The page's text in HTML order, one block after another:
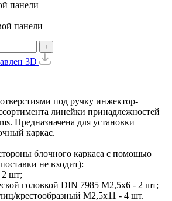
панели
панели
+
3D
под ручку инжектор-
линейки принадлежностей
Предназначена для установки
каркас.
блочного каркаса с помощью
не входит):
2 шт;
головкой DIN 7985 M2,5x6 - 2 шт;
крестообразный М2,5х11 - 4 шт.